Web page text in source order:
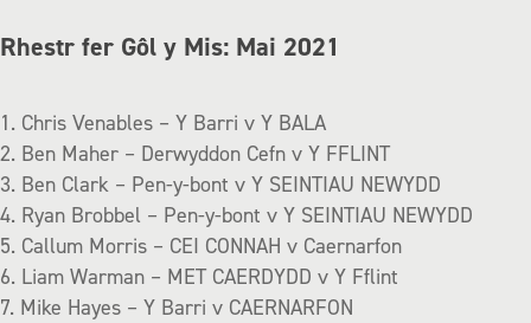
Rhestr fer Gôl y Mis: Mai 2021
1. Chris Venables – Y Barri v Y BALA
2. Ben Maher – Derwyddon Cefn v Y FFLINT
3. Ben Clark – Pen-y-bont v Y SEINTIAU NEWYDD
4. Ryan Brobbel – Pen-y-bont v Y SEINTIAU NEWYDD
5. Callum Morris – CEI CONNAH v Caernarfon
6. Liam Warman – MET CAERDYDD v Y Fflint
7. Mike Hayes – Y Barri v CAERNARFON